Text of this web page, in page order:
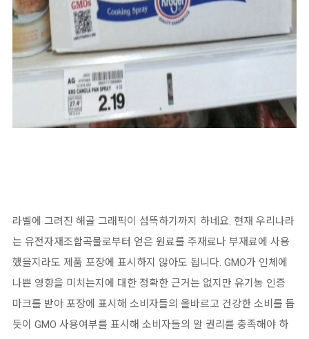
라벨에 그려진 해골 그래픽이 섬뜩하기까지 하네요. 현재 우리나라
는 유전자재조합곡물로부터 얻은 원료를 주재료나 부재료에 사용
했을지라도 제품 포장에 표시하지 않아도 됩니다. GMO가 인체에
나쁜 영향을 미치는지에 대한 정확한 근거는 없지만 유기농 인증
마크를 받아 포장에 표시해 소비자들의 올바르고 건강한 소비를 돕
듯이 GMO 사용여부를 표시해 소비자들의 알 권리를 충족해야 하